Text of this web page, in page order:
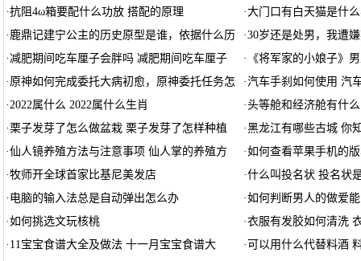
·抗阻4ω箱要配什么功放 搭配的原理 ·大门口有白天猫是什
· 鹿鼎记建宁公主的历史原型是谁，依据什么历 ·30岁还是处男，我遭
· 减肥期间吃车厘子会胖吗 减肥期间吃车厘子 · 《将军家的小娘子》
· 原神如何完成委托大病初愈，原神委托任务怎 ·汽车手刹如何使用 汽
·2022属什么 2022属什么生肖 ·头等舱和经济舱有什
·栗子发芽了怎么做盆栽 栗子发芽了怎样种植 ·黑龙江有哪些古城 你
·仙人镜养殖方法与注意事项 仙人掌的养殖方 ·如何查看苹果手机的
·牧师开全球首家比基尼美发店 ·什么叫投名状 投名状
· 电脑的输入法总是自动弹出怎么办 ·如何判断男人的做爱
·如何挑选文玩核桃 ·衣服有发胶如何清洗
· 11宝宝食谱大全及做法 十一月宝宝食谱大 · 可以用什么代替料酒